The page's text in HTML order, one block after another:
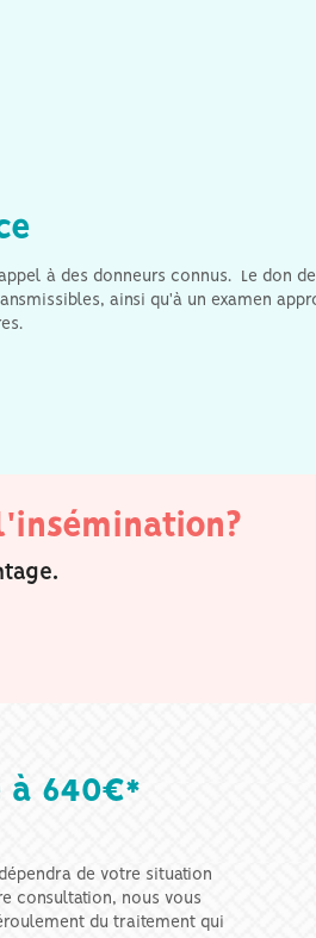
à des donneurs connus. Le don
ainsi qu'à un examen
à 640€*
de votre situation
consultation, nous vous
du traitement qui